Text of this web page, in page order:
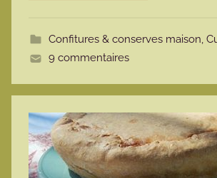
t
Confitures & conserves maison,
9 commentaires